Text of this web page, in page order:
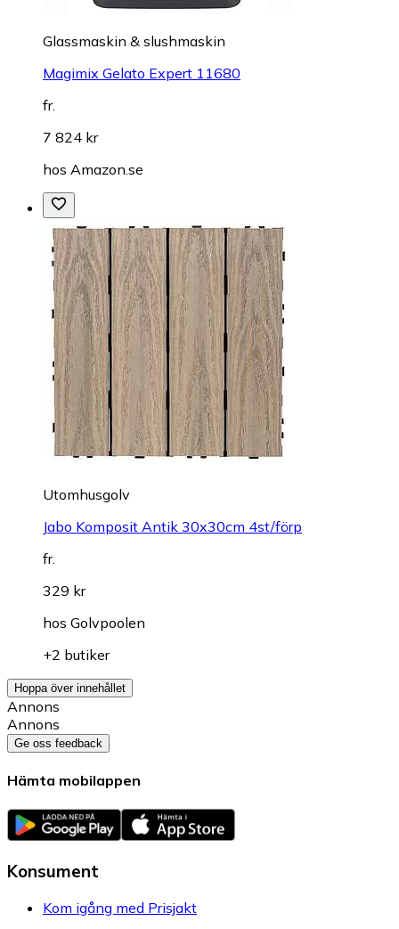
Glassmaskin & slushmaskin
Magimix Gelato Expert 11680
fr.
7 824 kr
hos Amazon.se
Utomhusgolv
Jabo Komposit Antik 30x30cm 4st/förp
fr.
329 kr
hos Golvpoolen
+2 butiker
Hoppa över innehållet
Annons
Annons
Ge oss feedback
Hämta mobilappen
Konsument
Kom igång med Prisjakt